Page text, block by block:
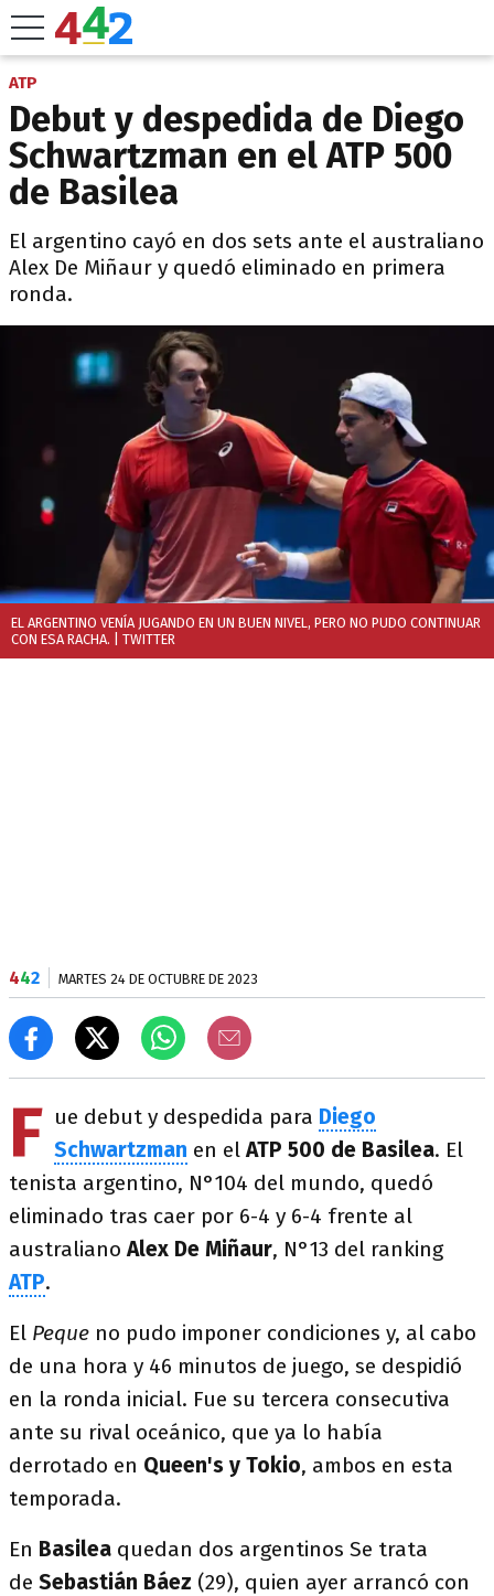
ATP
Debut y despedida de Diego
Schwartzman en el ATP 500
de Basilea
El argentino cayó en dos sets ante el australiano
Alex De Miñaur y quedó eliminado en primera
ronda.
EL ARGENTINO VENÍA JUGANDO EN UN BUEN NIVEL, PERO NO PUDO CONTINUAR
CON ESA RACHA. | TWITTER
442 MARTES 24 DE OCTUBRE DE 2023
F ue debut y despedida para Diego
Schwartzman en elATP 500 de Basilea. El
tenista argentino, N°104 del mundo, quedó
eliminado tras caer por 6-4 y 6-4 frente al
australiano Alex De Miñaur, N°13 del ranking
ATP.
El Peque no pudo imponer condiciones y, al cabo
de una hora y 46 minutos de juego, se despidió
en la ronda inicial. Fue su tercera consecutiva
ante su rival oceánico, que ya lo había
derrotado en Queen's y Tokio, ambos en esta
temporada.
En Basilea quedan dos argentinos Se trata
de Sebastián Báez (29), quien ayer arrancó con